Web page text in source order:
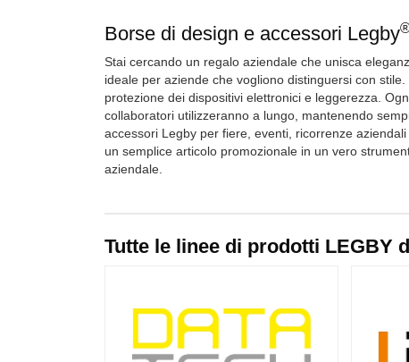
Borse di design e accessori Legby
Stai cercando un regalo aziendale che unisca
ideale per aziende che vogliono distinguersi con
protezione dei dispositivi elettronici e leggerezza.
collaboratori utilizzeranno a lungo, mantenendo
accessori Legby per fiere, eventi, ricorrenze
un semplice articolo promozionale in un vero
aziendale.
Tutte le linee di prodotti LEGBY